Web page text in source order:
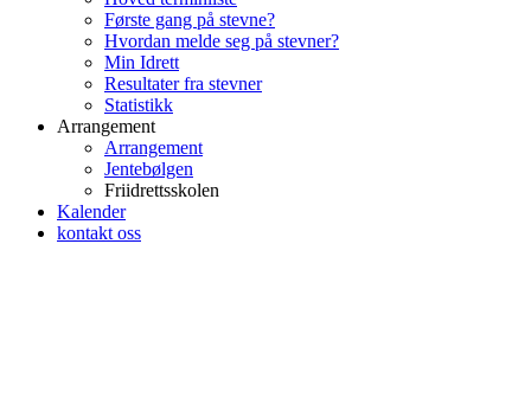
Første gang på stevne?
Hvordan melde seg på stevner?
Min Idrett
Resultater fra stevner
Statistikk
Arrangement
Arrangement
Jentebølgen
Friidrettsskolen
Kalender
kontakt oss